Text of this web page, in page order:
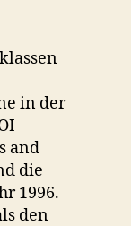
in der
and
die
1996.
den